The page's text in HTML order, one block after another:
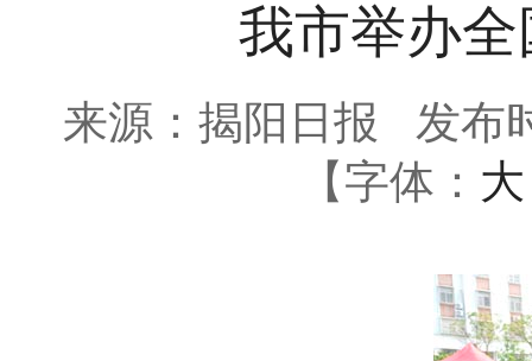
我市举办
来源：揭阳日报
发布
【字体： 大